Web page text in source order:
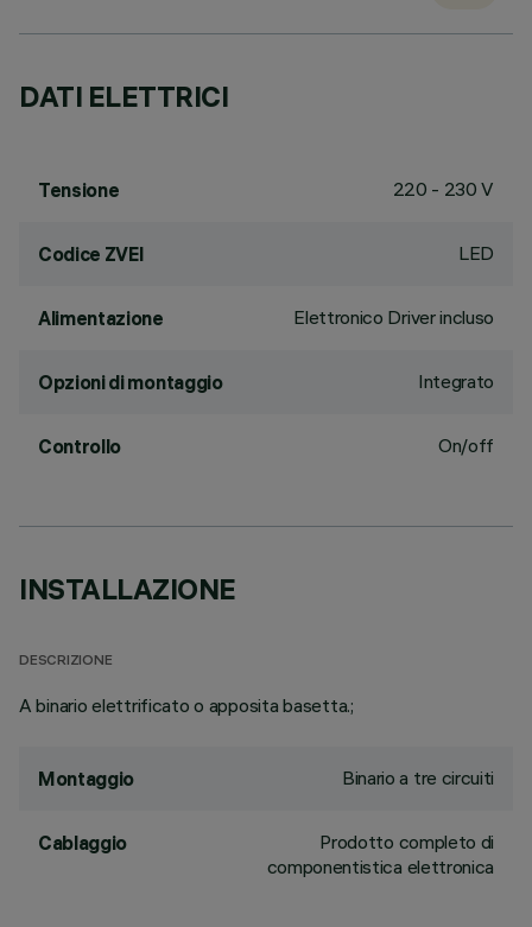
DATI ELETTRICI
Tensione 220 - 230 V
Codice ZVEI LED
Alimentazione Elettronico Driver incluso
Opzioni di montaggio Integrato
Controllo On/off
INSTALLAZIONE
DESCRIZIONE
A binario elettrificato o apposita basetta.;
Montaggio Binario a tre circuiti
Cablaggio
Prodotto completo di
componentistica elettronica